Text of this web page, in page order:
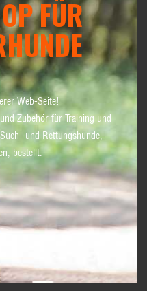
FÜR
Web-Seite!
Zubehör für Training und
und Rettungshunde,
bestellt.